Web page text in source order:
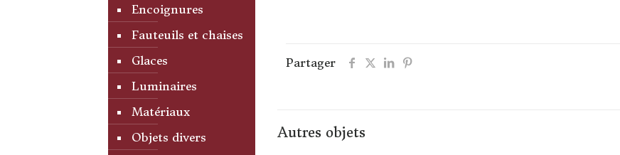
Partager
Autres objets
Encoignures
Fauteuils et chaises
Glaces
Luminaires
Matériaux
Objets divers